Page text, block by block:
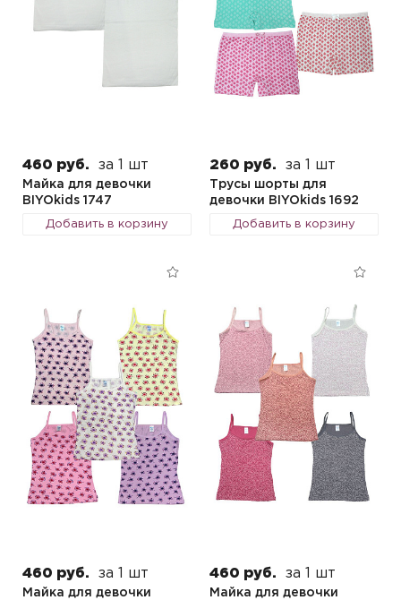
460 руб. за 1 шт
Майка для девочки
BIYOkids 1747
Добавить в корзину
260 руб. за 1 шт
Трусы шорты для
девочки BIYOkids 1692
Добавить в корзину
460 руб. за 1 шт
Майка для девочки
460 руб. за 1 шт
Майка для девочки